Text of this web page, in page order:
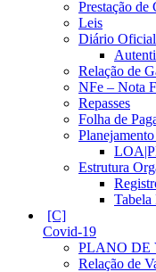
Prestação de
Leis
Diário
Relação de
NFe – Nota
Repasses
Folha de
Estrutura
Tabela
Covid-19
PLANO DE
Relação de